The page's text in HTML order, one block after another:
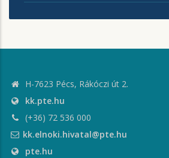
H-7623 Pécs, Rákóczi út 2.
kk.pte.hu
(+36) 72 536 000
kk.elnoki.hivatal@pte.hu
pte.hu